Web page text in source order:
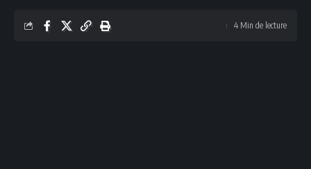
4 Min de lecture